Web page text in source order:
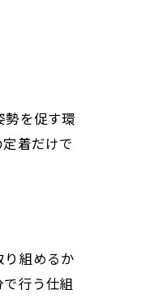
勢を促す環
着だけで
組めるか
行う仕組